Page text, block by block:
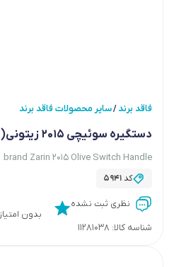
فاقد برند/سایر محصولات فاقد برند
دستگیره سوئیچی 2015 زیتونی(زرین)
brand Zarin 2015 Olive Switch Handle
کد5941
نظری ثبت نشده
بدون امتیاز
شناسه کالا: 11281038